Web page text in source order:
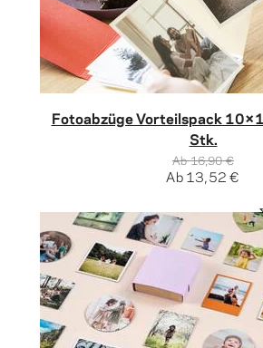
Fotoabzüge Vorteilspack
Stk.
Ab16,90 €
Ab13,52 €